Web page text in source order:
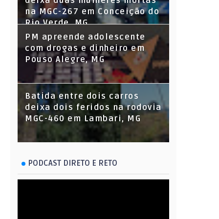
na MGC-267 em Conceição do
Rio Verde, MG
PM apreende adolescente
com drogas e dinheiro em
Pouso Alegre, MG
Batida entre dois carros
deixa dois feridos na rodovia
MGC-460 em Lambari, MG
PODCAST DIRETO E RETO